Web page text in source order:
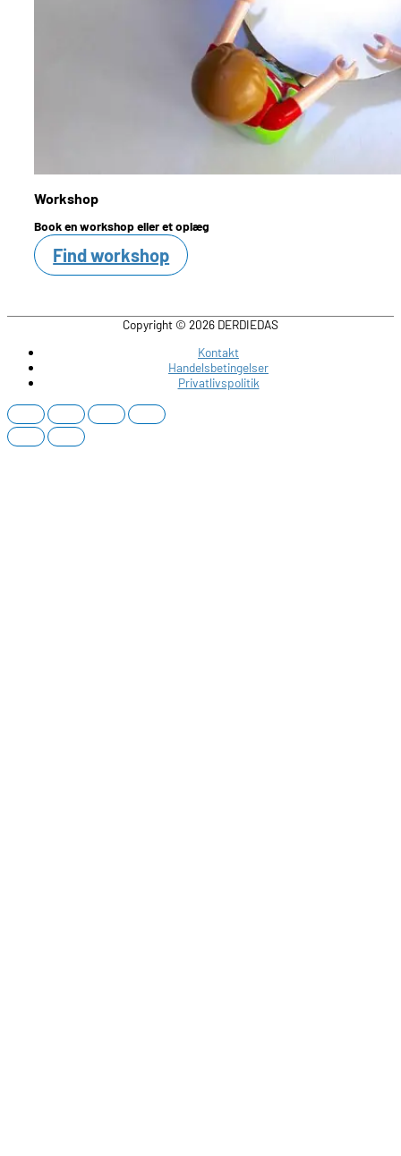
Workshop
Book en workshop eller et oplæg
Find workshop
Copyright © 2026 DERDIEDAS
Kontakt
Handelsbetingelser
Privatlivspolitik